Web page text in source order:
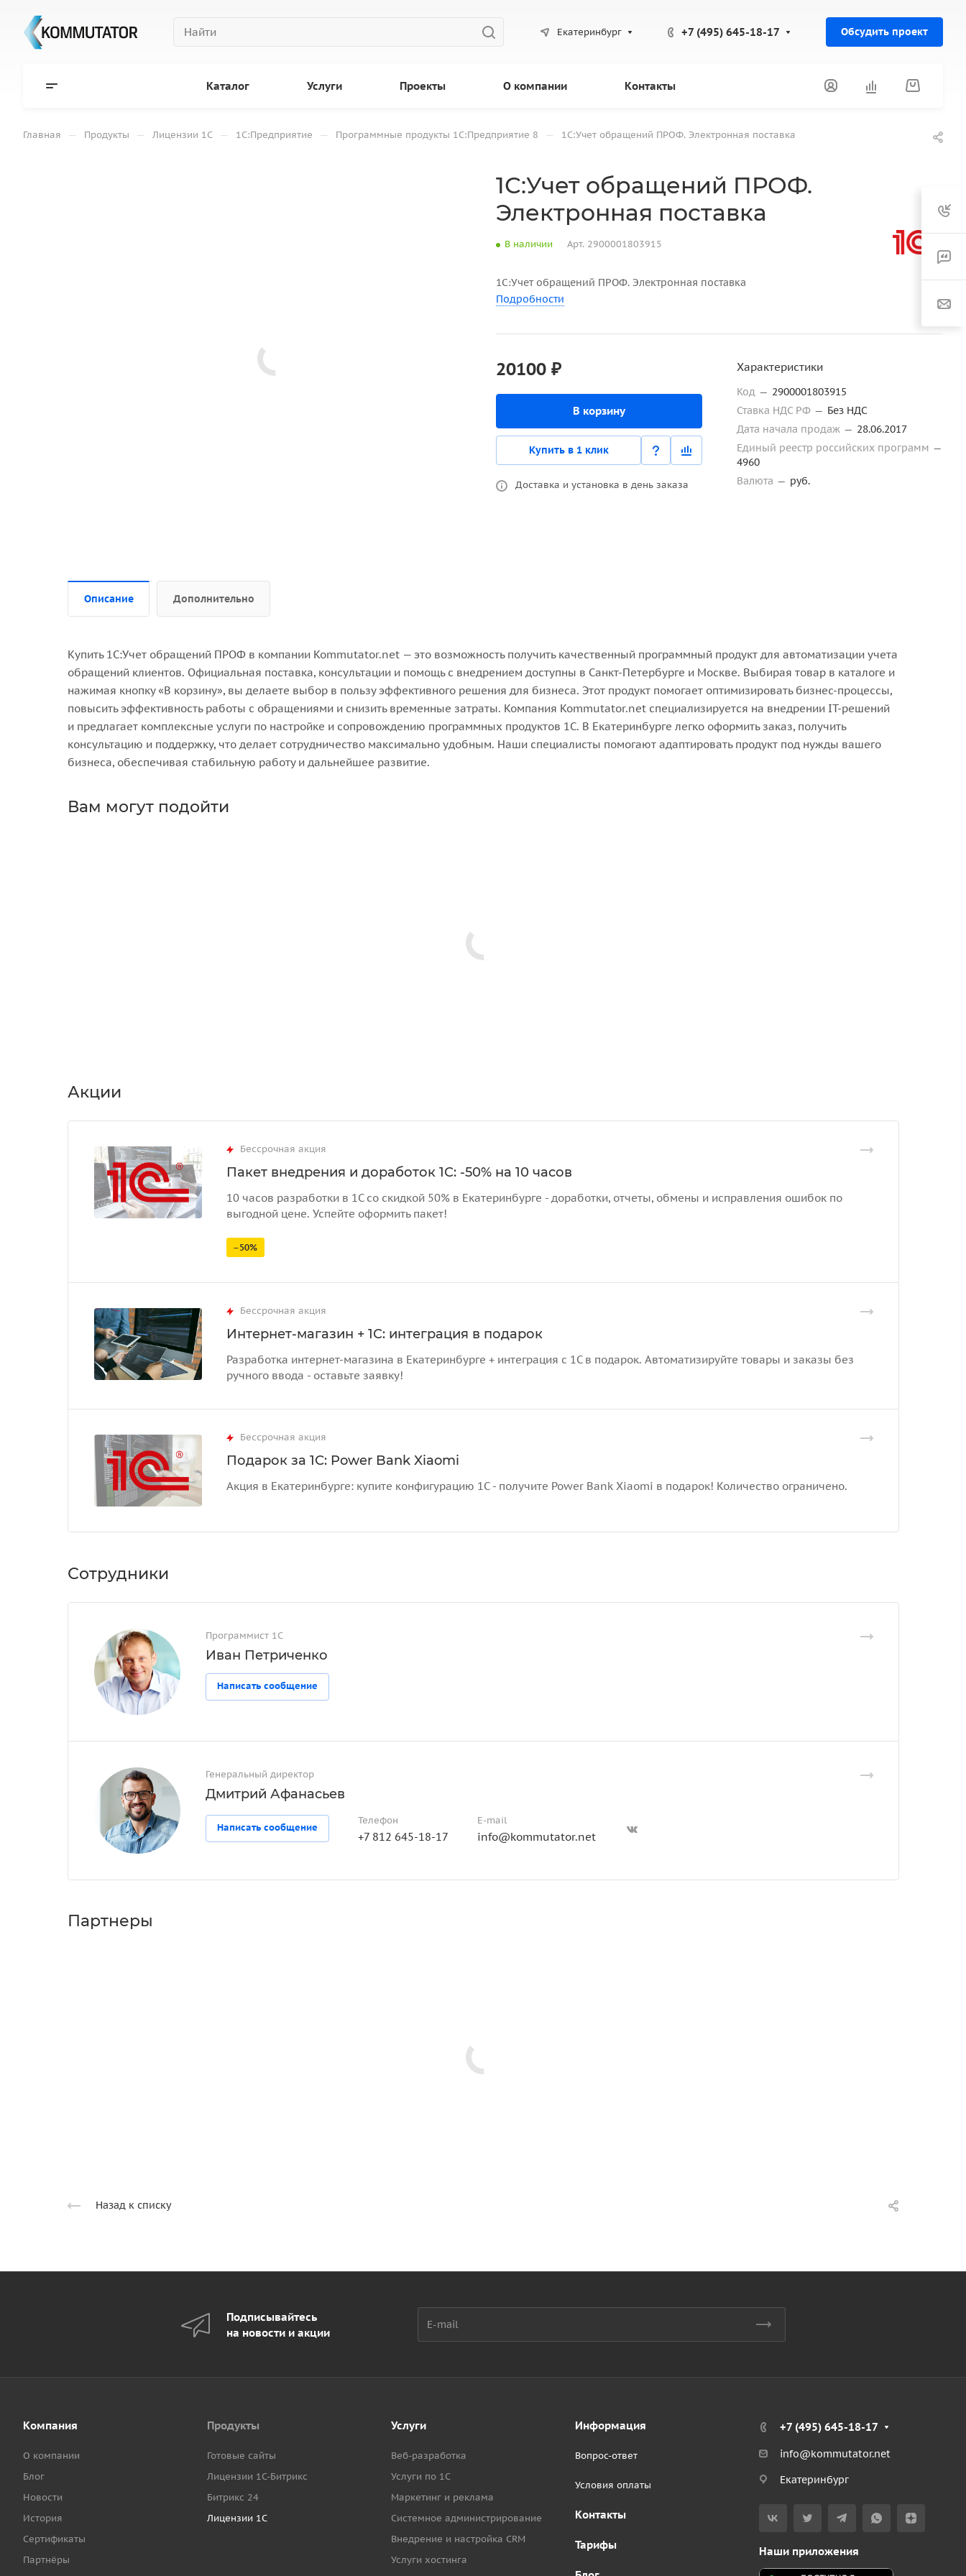
Екатеринбург +7 (495) 645-18-17 Обсудить проект
Каталог Услуги Проекты О компании Контакты
Главная — Продукты — Лицензии 1С — 1С:Предприятие — Программные продукты 1С:Предприятие 8 — 1С:Учет обращений ПРОФ. Электронная поставка
1С:Учет обращений ПРОФ.
Электронная поставка
В наличии Арт. 2900001803915
1С:Учет обращений ПРОФ. Электронная поставка
Подробности
20100 ₽
В корзину
Купить в 1 клик
Доставка и установка в день заказа
Характеристики
Код — 2900001803915
Ставка НДС РФ — Без НДС
Дата начала продаж — 28.06.2017
Единый реестр российских программ —
4960
Валюта — руб.
Описание Дополнительно
Купить 1С:Учет обращений ПРОФ в компании Kommutator.net — это возможность получить качественный программный продукт для автоматизации учета
обращений клиентов. Официальная поставка, консультации и помощь с внедрением доступны в Санкт-Петербурге и Москве. Выбирая товар в каталоге и
нажимая кнопку «В корзину», вы делаете выбор в пользу эффективного решения для бизнеса. Этот продукт помогает оптимизировать бизнес-процессы,
повысить эффективность работы с обращениями и снизить временные затраты. Компания Kommutator.net специализируется на внедрении IT-решений
и предлагает комплексные услуги по настройке и сопровождению программных продуктов 1С. В Екатеринбурге легко оформить заказ, получить
консультацию и поддержку, что делает сотрудничество максимально удобным. Наши специалисты помогают адаптировать продукт под нужды вашего
бизнеса, обеспечивая стабильную работу и дальнейшее развитие.
Вам могут подойти
Акции
Бессрочная акция
Пакет внедрения и доработок 1С: -50% на 10 часов
10 часов разработки в 1С со скидкой 50% в Екатеринбурге - доработки, отчеты, обмены и исправления ошибок по
выгодной цене. Успейте оформить пакет!
–50%
Бессрочная акция
Интернет-магазин + 1С: интеграция в подарок
Разработка интернет-магазина в Екатеринбурге + интеграция с 1С в подарок. Автоматизируйте товары и заказы без
ручного ввода - оставьте заявку!
Бессрочная акция
Подарок за 1С: Power Bank Xiaomi
Акция в Екатеринбурге: купите конфигурацию 1С - получите Power Bank Xiaomi в подарок! Количество ограничено.
Сотрудники
Программист 1С
Иван Петриченко
Написать сообщение
Генеральный директор
Дмитрий Афанасьев
Написать сообщение
Телефон
+7 812 645-18-17
E-mail
info@kommutator.net
Партнеры
Назад к списку
Подписывайтесь
на новости и акции
Компания
О компании
Блог
Новости
История
Сертификаты
Партнёры
Продукты
Готовые сайты
Лицензии 1С-Битрикс
Битрикс 24
Лицензии 1С
Услуги
Веб-разработка
Услуги по 1С
Маркетинг и реклама
Системное администрирование
Внедрение и настройка CRM
Услуги хостинга
Информация
Вопрос-ответ
Условия оплаты
Контакты
Тарифы
+7 (495) 645-18-17
info@kommutator.net
Екатеринбург
Наши приложения